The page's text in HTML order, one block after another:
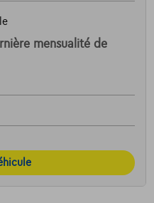
mensualité de